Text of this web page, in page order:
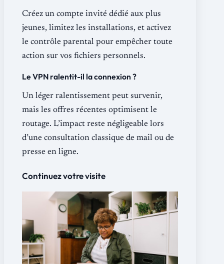
Créez un compte invité dédié aux plus
jeunes, limitez les installations, et activez
le contrôle parental pour empêcher toute
action sur vos fichiers personnels.
Le VPN ralentit-il la connexion ?
Un léger ralentissement peut survenir,
mais les offres récentes optimisent le
routage. L’impact reste négligeable lors
d’une consultation classique de mail ou de
presse en ligne.
Continuez votre visite